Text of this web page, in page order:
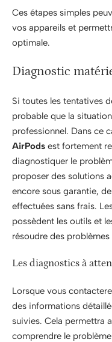
Ces étapes simples
vos appareils et
optimale.
Diagnostic
Si toutes les tentatives
probable que la
professionnel. Dans ce
AirPods est fortement
diagnostiquer le
proposer des solutions
encore sous garantie,
effectuées sans frais.
possèdent les outils et
résoudre des
Les diagnostics à
Lorsque vous
des informations
suivies. Cela permettra
comprendre le